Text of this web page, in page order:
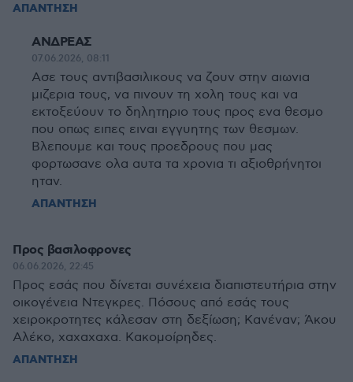
ΑΠΑΝΤΗΣΗ
ΑΝΔΡΕΑΣ
07.06.2026, 08:11
Ασε τους αντιβασιλικους να ζουν στην αιωνια
μιζερια τους, να πινουν τη χολη τους και να
εκτοξεύουν το δηλητηριο τους προς ενα θεσμο
που οπως ειπες ειναι εγγυητης των θεσμων.
Βλεπουμε και τους προεδρους που μας
φορτωσανε ολα αυτα τα χρονια τι αξιοθρήνητοι
ηταν.
ΑΠΑΝΤΗΣΗ
Προς βασιλοφρονες
06.06.2026, 22:45
Προς εσάς που δίνεται συνέχεια διαπιστευτήρια στην
οικογένεια Ντεγκρες. Πόσους από εσάς τους
χειροκροτητες κάλεσαν στη δεξίωση; Κανέναν; Άκου
Αλέκο, χαχαχαχα. Κακομοίρηδες.
ΑΠΑΝΤΗΣΗ